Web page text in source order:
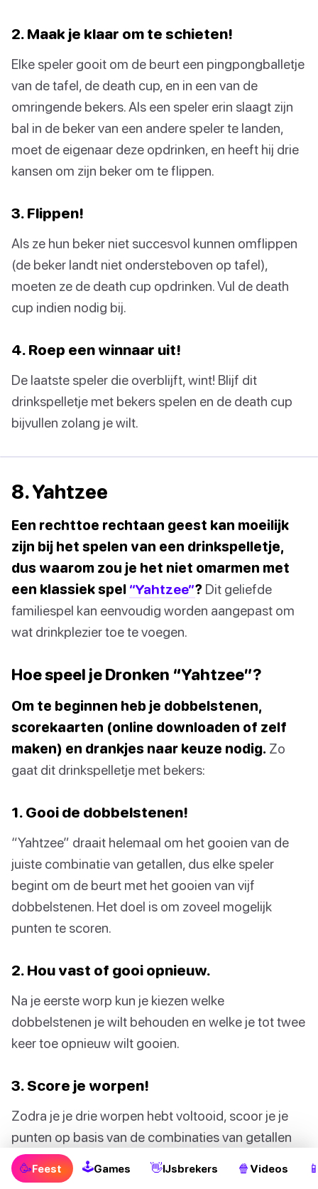
2. Maak je klaar om te schieten!
Elke speler gooit om de beurt een pingpongballetje
van de tafel, de death cup, en in een van de
omringende bekers. Als een speler erin slaagt zijn
bal in de beker van een andere speler te landen,
moet de eigenaar deze opdrinken, en heeft hij drie
kansen om zijn beker om te flippen.
3. Flippen!
Als ze hun beker niet succesvol kunnen omflippen
(de beker landt niet ondersteboven op tafel),
moeten ze de death cup opdrinken. Vul de death
cup indien nodig bij.
4. Roep een winnaar uit!
De laatste speler die overblijft, wint! Blijf dit
drinkspelletje met bekers spelen en de death cup
bijvullen zolang je wilt.
8. Yahtzee
Een rechttoe rechtaan geest kan moeilijk
zijn bij het spelen van een drinkspelletje,
dus waarom zou je het niet omarmen met
een klassiek spel “Yahtzee”? Dit geliefde
familiespel kan eenvoudig worden aangepast om
wat drinkplezier toe te voegen.
Hoe speel je Dronken “Yahtzee”?
Om te beginnen heb je dobbelstenen,
scorekaarten (online downloaden of zelf
maken) en drankjes naar keuze nodig. Zo
gaat dit drinkspelletje met bekers:
1. Gooi de dobbelstenen!
“Yahtzee” draait helemaal om het gooien van de
juiste combinatie van getallen, dus elke speler
begint om de beurt met het gooien van vijf
dobbelstenen. Het doel is om zoveel mogelijk
punten te scoren.
2. Hou vast of gooi opnieuw.
Na je eerste worp kun je kiezen welke
dobbelstenen je wilt behouden en welke je tot twee
keer toe opnieuw wilt gooien.
3. Score je worpen!
Zodra je je drie worpen hebt voltooid, scoor je je
punten op basis van de combinaties van getallen
die je hebt. Hier is een simpele uitleg:
🥳Feest 🕹Games 👋IJsbrekers 🍿 Videos